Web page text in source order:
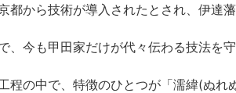
都から技術が導入されたとされ、伊達
、今も甲田家だけが代々伝わる技法を
程の中で、特徴のひとつが「濡緯(ぬれ